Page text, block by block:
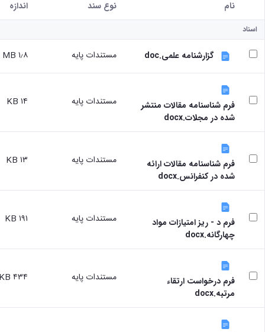
کاربر انتخاب شده
نام نوع سند اندازه
اسناد
گزارشنامه علمی.doc مستندات پایه ۱٫۸ MB
فرم شناسنامه مقالات منتشر
شده در مجلات.docx
مستندات پایه ۱۴ KB
فرم شناسنامه مقالات ارائه
شده در کنفرانس.docx
مستندات پایه ۱۳ KB
فرم د - ریز امتیازات مواد
چهارگانه.docx
مستندات پایه ۱۹۱ KB
فرم درخواست ارتقاء
مرتبه.docx
مستندات پایه ۴۳۴ KB